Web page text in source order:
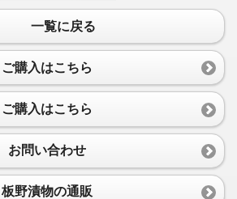
一覧に戻る
ご購入はこちら
ご購入はこちら
お問い合わせ
板野漬物の通販